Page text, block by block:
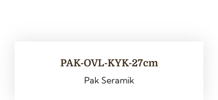
PAK-OVL-KYK-27cm
Pak Seramik